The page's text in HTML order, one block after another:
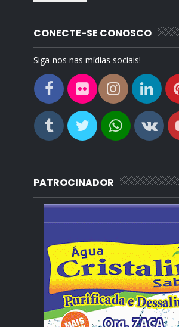
CONECTE-SE CONOSCO
Siga-nos nas mídias sociais!
PATROCINADOR